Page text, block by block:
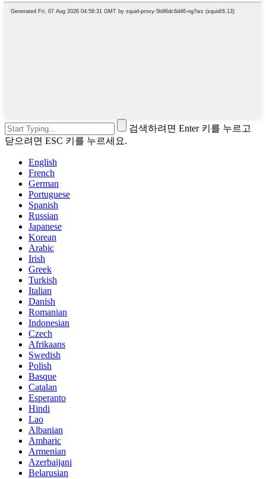
검색하려면 Enter 키를 누르고
닫으려면 ESC 키를 누르세요.
English
French
German
Portuguese
Spanish
Russian
Japanese
Korean
Arabic
Irish
Greek
Turkish
Italian
Danish
Romanian
Indonesian
Czech
Afrikaans
Swedish
Polish
Basque
Catalan
Esperanto
Hindi
Lao
Albanian
Amharic
Armenian
Azerbaijani
Belarusian